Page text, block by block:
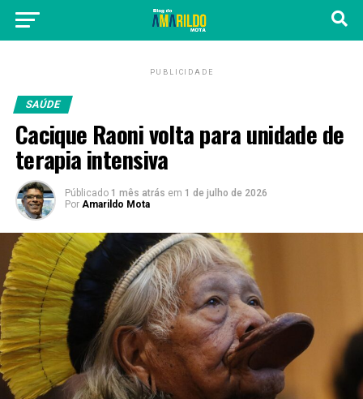
PUBLICIDADE
SAÚDE
Cacique Raoni volta para unidade de
terapia intensiva
Públicado 1 mês atrás em 1 de julho de 2026
Por Amarildo Mota